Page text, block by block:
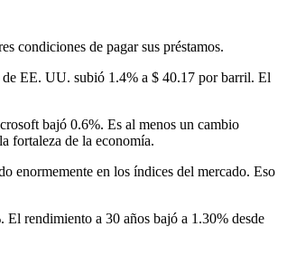
condiciones de pagar sus préstamos.
de EE. UU. subió 1.4% a $ 40.17 por barril. El
bajó 0.6%. Es al menos un cambio
fortaleza de la economía.
enormemente en los índices del mercado. Eso
El rendimiento a 30 años bajó a 1.30% desde